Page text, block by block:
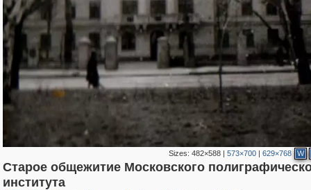
Sizes:482×588 |573×700 |629×768 W
Старое общежитие Московского
института
319,780